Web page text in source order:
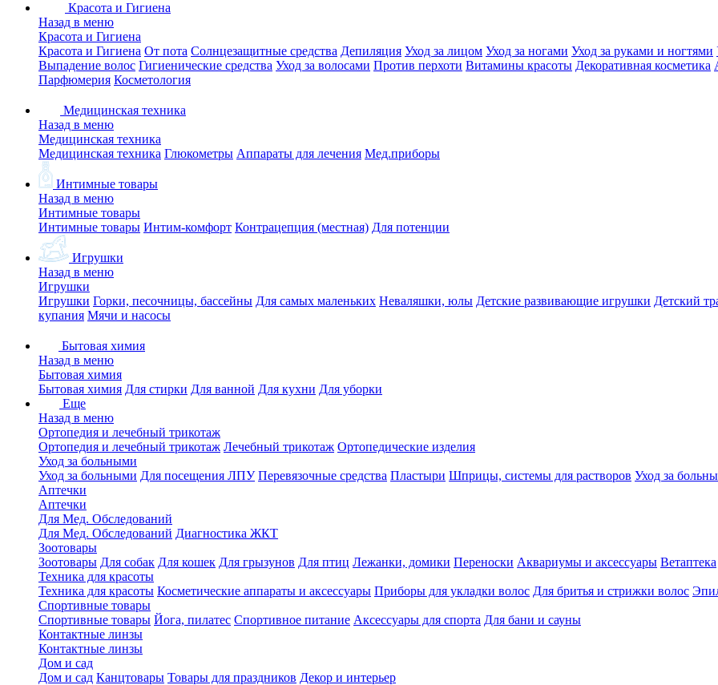
Красота и Гигиена
Назад в меню
Красота и Гигиена
Красота и Гигиена От пота Солнцезащитные средства Депиляция Уход за лицом Уход за ногами Уход за руками и ногтями
Выпадение волос Гигиенические средства Уход за волосами Против перхоти Витамины красоты Декоративная косметика
Парфюмерия Косметология
Медицинская техника
Назад в меню
Медицинская техника
Медицинская техника Глюкометры Аппараты для лечения Мед.приборы
Интимные товары
Назад в меню
Интимные товары
Интимные товары Интим-комфорт Контрацепция (местная) Для потенции
Игрушки
Назад в меню
Игрушки
Игрушки Горки, песочницы, бассейны Для самых маленьких Неваляшки, юлы Детские развивающие игрушки Детский
купания Мячи и насосы
Бытовая химия
Назад в меню
Бытовая химия
Бытовая химия Для стирки Для ванной Для кухни Для уборки
Еще
Назад в меню
Ортопедия и лечебный трикотаж
Ортопедия и лечебный трикотаж Лечебный трикотаж Ортопедические изделия
Уход за больными
Уход за больными Для посещения ЛПУ Перевязочные средства Пластыри Шприцы, системы для растворов Уход за
Аптечки
Аптечки
Для Мед. Обследований
Для Мед. Обследований Диагностика ЖКТ
Зоотовары
Зоотовары Для собак Для кошек Для грызунов Для птиц Лежанки, домики Переноски Аквариумы и аксессуары Ветаптека
Техника для красоты
Техника для красоты Косметические аппараты и аксессуары Приборы для укладки волос Для бритья и стрижки волос
Спортивные товары
Спортивные товары Йога, пилатес Спортивное питание Аксессуары для спорта Для бани и сауны
Контактные линзы
Контактные линзы
Дом и сад
Дом и сад Канцтовары Товары для праздников Декор и интерьер